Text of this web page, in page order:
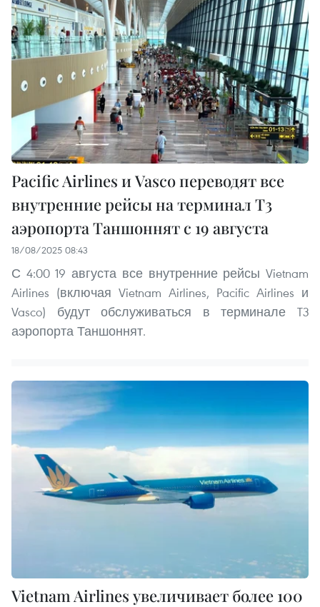
Pacific Airlines и Vasco переводят все
внутренние рейсы на терминал T3
аэропорта Таншоннят с 19 августа
18/08/2025 08:43
С 4:00 19 августа все внутренние рейсы Vietnam
Airlines (включая Vietnam Airlines, Pacific Airlines и
Vasco) будут обслуживаться в терминале T3
аэропорта Таншоннят.
Vietnam Airlines увеличивает более 100